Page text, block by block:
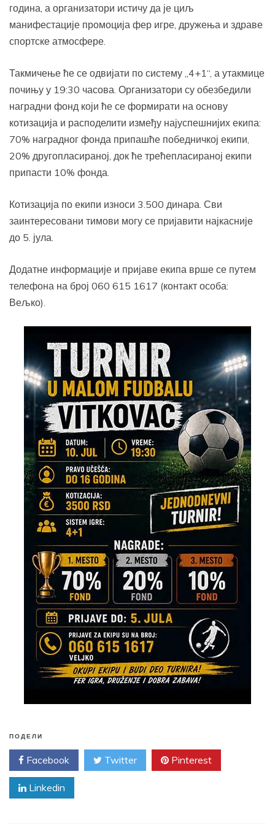
година, а организатори истичу да је циљ
манифестације промоција фер игре, дружења и здраве
спортске атмосфере.
Такмичење ће се одвијати по систему „4+1“, а утакмице
почињу у 19:30 часова. Организатори су обезбедили
наградни фонд који ће се формирати на основу
котизација и расподелити између најуспешнијих екипа:
70% наградног фонда припашће победничкој екипи,
20% другопласираној, док ће трећепласираној екипи
припасти 10% фонда.
Котизација по екипи износи 3.500 динара. Сви
заинтересовани тимови могу се пријавити најкасније
до 5. јула.
Додатне информације и пријаве екипа врше се путем
телефона на број 060 615 1617 (контакт особа:
Вељко).
ПОДЕЛИ
Facebook Twitter Pinterest
Linkedin